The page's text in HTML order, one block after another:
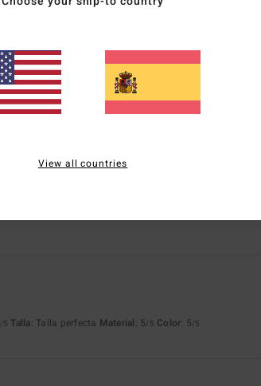
5.0
/5 Talla: Talla perfecta Material: 5/5 Color: 5/5
View all countries